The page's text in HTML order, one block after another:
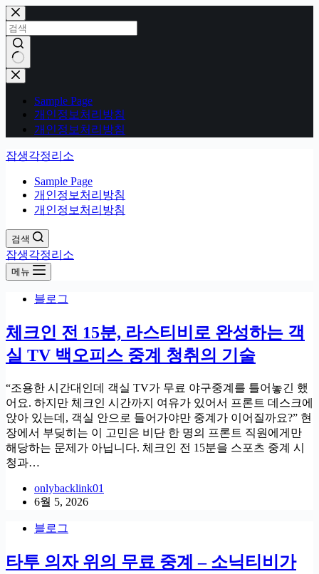
본
문
으
로
건
너
결
Sample Page
개인정보처리방침
개인정보처리방침
잡생각정리소
Sample Page
개인정보처리방침
개인정보처리방침
검색
잡생각정리소
메뉴
블로그
체크인 전 15분, 라스티비로 완성하는 객
실 TV 백오피스 중계 청취의 기술
“조용한 시간대인데 객실 TV가 무료 야구중계를 틀어놓긴 했
어요. 하지만 체크인 시간까지 여유가 있어서 프론트 데스크에
앉아 있는데, 객실 안으로 들어가야만 중계가 이어질까요?” 현
장에서 부딪히는 이 고민은 비단 한 명의 프론트 직원에게만
해당하는 문제가 아닙니다. 체크인 전 15분을 스포츠 중계 시
청과…
onlybacklink01
6월 5, 2026
블로그
타투 의자 위의 무료 중계 – 소닉티비가